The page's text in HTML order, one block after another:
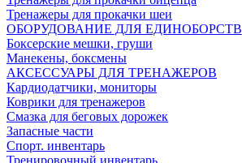
Тренажеры для прокачки шеи
ОБОРУДОВАНИЕ ДЛЯ ЕДИНОБОРСТВ
Боксерские мешки, груши
Манекены, боксмены
АКСЕССУАРЫ ДЛЯ ТРЕНАЖЕРОВ
Кардиодатчики, мониторы
Коврики для тренажеров
Смазка для беговых дорожек
Запасные части
Спорт. инвентарь
Тренировочный инвентарь